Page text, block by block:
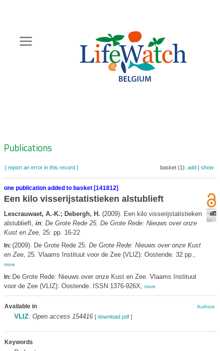
content
Zoeknavigatie
Publications
[ report an error in this record ] basket (1): add| show
one publication added to basket [141812]
Een kilo visserijstatistieken alstublieft
Lescrauwaet, A.-K.; Debergh, H. (2009). Een kilo visserijstatistieken
alstublieft, in: De Grote Rede 25. De Grote Rede: Nieuws over onze
Kust en Zee, 25: pp. 16-22
In: (2009). De Grote Rede 25. De Grote Rede: Nieuws over onze Kust
en Zee, 25. Vlaams Instituut voor de Zee (VLIZ): Oostende. 32 pp.,
more
In: De Grote Rede: Nieuws over onze Kust en Zee. Vlaams Instituut
voor de Zee (VLIZ): Oostende. ISSN 1376-926X, more
Available in Authors
VLIZ: Open access 154416 [ download pdf]
Keywords